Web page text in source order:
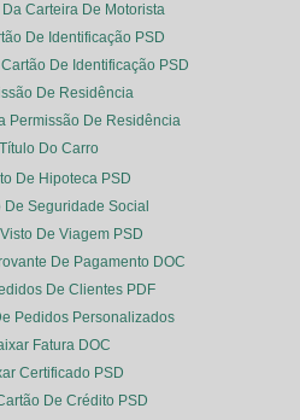
Da Carteira De Motorista
De Identificação PSD
De Identificação PSD
De Residência
Permissão De Residência
Título Do Carro
De Hipoteca PSD
De Seguridade Social
De Viagem PSD
De Pagamento DOC
De Clientes PDF
Pedidos Personalizados
Fatura DOC
Certificado PSD
De Crédito PSD